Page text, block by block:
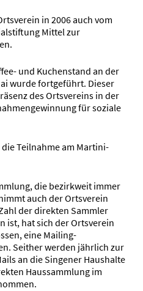
in 2006 auch vom
Mittel zur
und Kuchenstand an der
wurde fortgeführt. Dieser
des Ortsvereins in der
für soziale
Teilnahme am Martini-
die bezirkweit immer
auch der Ortsverein
der direkten Sammler
ist, hat sich der Ortsverein
eine Mailing-
Seither werden jährlich zur
an die Singener Haushalte
Haussammlung im